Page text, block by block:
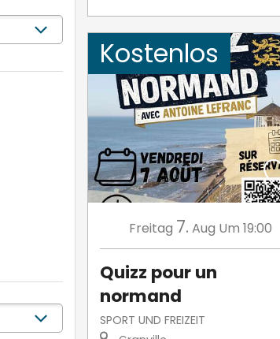
Kostenlos
Freitag 7. Aug Um 19:00
Quizz pour un
normand
SPORT UND FREIZEIT